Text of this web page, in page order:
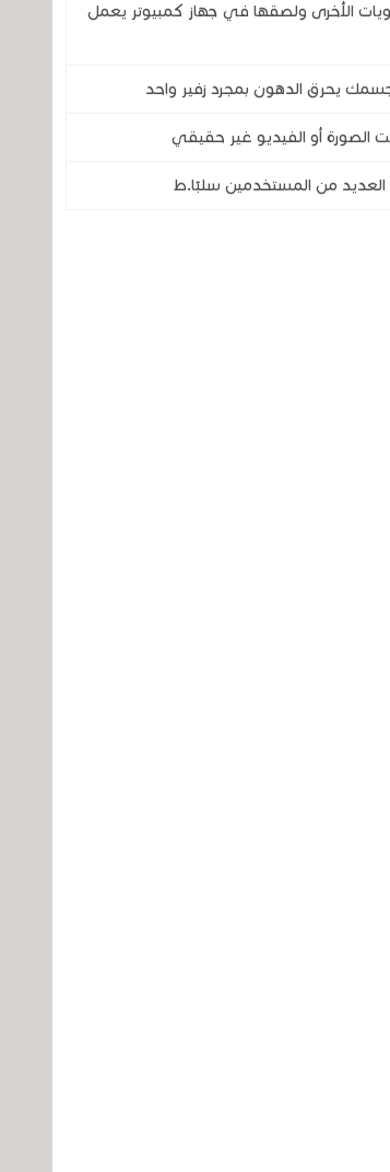
الأخرى ولصقها في جهاز كمبيوتر يعمل
يحرق الدهون بمجرد زفير واحد
الصورة أو الفيديو غير حقيقي
العديد من المستخدمين سلبًا.ط